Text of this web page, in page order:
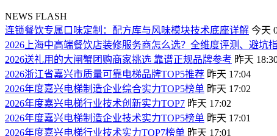
NEWS FLASH
连锁餐饮专属口味定制：配方库与风味模块技术底座详解 今天
2026上海中高端餐饮店装修服务商怎么选？全维度评测、避坑
2026送礼用的大闸蟹团购商家挑选 靠谱正规品牌参考 昨天
2026浙江省嘉兴市质量可靠电梯品牌TOP5推荐 昨天 17:04
2026年度嘉兴电梯制造企业综合实力TOP5榜单 昨天 17:02
2026年度嘉兴电梯行业技术创新实力TOP7 昨天 17:02
2026年度嘉兴电梯制造企业技术实力TOP5榜单 昨天 17:01
2026年度嘉兴电梯行业技术实力TOP7榜单 昨天 17:01